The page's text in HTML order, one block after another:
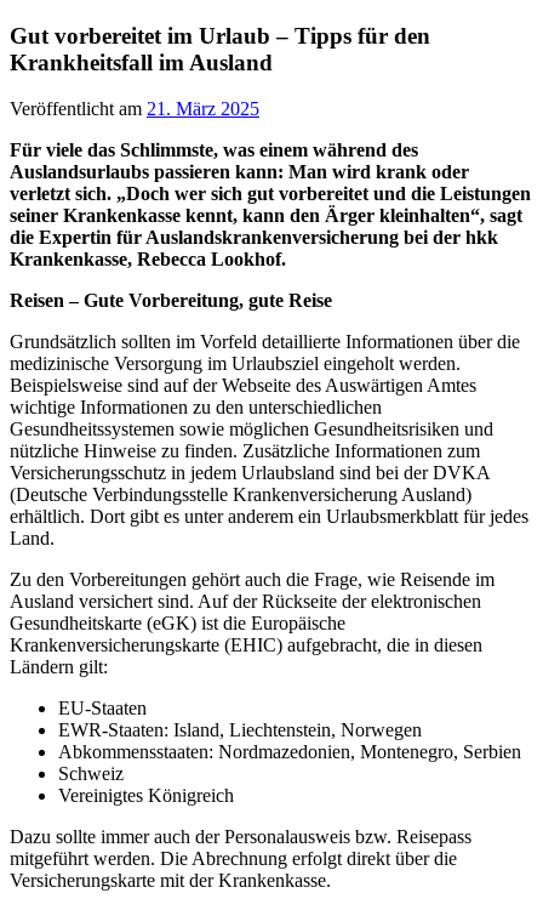
Gut vorbereitet im Urlaub – Tipps für den
Krankheitsfall im Ausland
Veröffentlicht am 21. März 2025
Für viele das Schlimmste, was einem während des
Auslandsurlaubs passieren kann: Man wird krank oder
verletzt sich. „Doch wer sich gut vorbereitet und die Leistungen
seiner Krankenkasse kennt, kann den Ärger kleinhalten“, sagt
die Expertin für Auslandskrankenversicherung bei der hkk
Krankenkasse, Rebecca Lookhof.
Reisen – Gute Vorbereitung, gute Reise
Grundsätzlich sollten im Vorfeld detaillierte Informationen über die
medizinische Versorgung im Urlaubsziel eingeholt werden.
Beispielsweise sind auf der Webseite des Auswärtigen Amtes
wichtige Informationen zu den unterschiedlichen
Gesundheitssystemen sowie möglichen Gesundheitsrisiken und
nützliche Hinweise zu finden. Zusätzliche Informationen zum
Versicherungsschutz in jedem Urlaubsland sind bei der DVKA
(Deutsche Verbindungsstelle Krankenversicherung Ausland)
erhältlich. Dort gibt es unter anderem ein Urlaubsmerkblatt für jedes
Land.
Zu den Vorbereitungen gehört auch die Frage, wie Reisende im
Ausland versichert sind. Auf der Rückseite der elektronischen
Gesundheitskarte (eGK) ist die Europäische
Krankenversicherungskarte (EHIC) aufgebracht, die in diesen
Ländern gilt:
EU-Staaten
EWR-Staaten: Island, Liechtenstein, Norwegen
Abkommensstaaten: Nordmazedonien, Montenegro, Serbien
Schweiz
Vereinigtes Königreich
Dazu sollte immer auch der Personalausweis bzw. Reisepass
mitgeführt werden. Die Abrechnung erfolgt direkt über die
Versicherungskarte mit der Krankenkasse.